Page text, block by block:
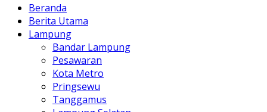
Beranda
Berita Utama
Lampung
Bandar Lampung
Pesawaran
Kota Metro
Pringsewu
Tanggamus